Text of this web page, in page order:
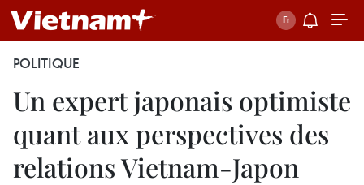
POLITIQUE
Un expert japonais optimiste
quant aux perspectives des
relations Vietnam-Japon